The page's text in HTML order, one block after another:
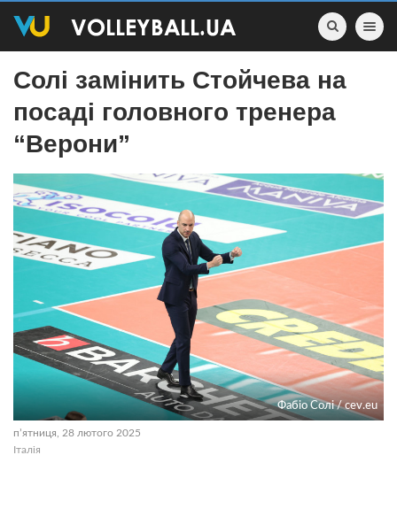
Toggle
Солі замінить Стойчева на
посаді головного тренера
“Верони”
Фабіо Солі / cev.eu
пʼятниця, 28 лютого 2025
Італія